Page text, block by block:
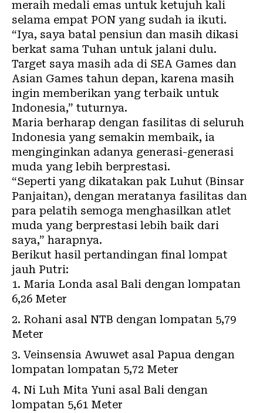
meraih medali emas untuk ketujuh kali
selama empat PON yang sudah ia ikuti.
“Iya, saya batal pensiun dan masih dikasi
berkat sama Tuhan untuk jalani dulu.
Target saya masih ada di SEA Games dan
Asian Games tahun depan, karena masih
ingin memberikan yang terbaik untuk
Indonesia,” tuturnya.
Maria berharap dengan fasilitas di seluruh
Indonesia yang semakin membaik, ia
menginginkan adanya generasi-generasi
muda yang lebih berprestasi.
“Seperti yang dikatakan pak Luhut (Binsar
Panjaitan), dengan meratanya fasilitas dan
para pelatih semoga menghasilkan atlet
muda yang berprestasi lebih baik dari
saya,” harapnya.
Berikut hasil pertandingan final lompat
jauh Putri:
Maria Londa asal Bali dengan lompatan
6,26 Meter
Rohani asal NTB dengan lompatan 5,79
Meter
Veinsensia Awuwet asal Papua dengan
lompatan lompatan 5,72 Meter
Ni Luh Mita Yuni asal Bali dengan
lompatan 5,61 Meter